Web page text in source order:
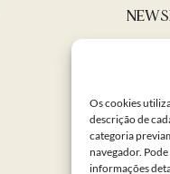
Os cookies
descrição de
categoria
navegador.
informações